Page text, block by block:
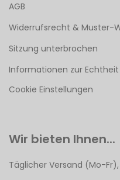
AGB
Widerrufsrecht & Muster-
Sitzung unterbrochen
Informationen zur
Cookie Einstellungen
Wir bieten Ihnen...
Täglicher Versand (Mo-